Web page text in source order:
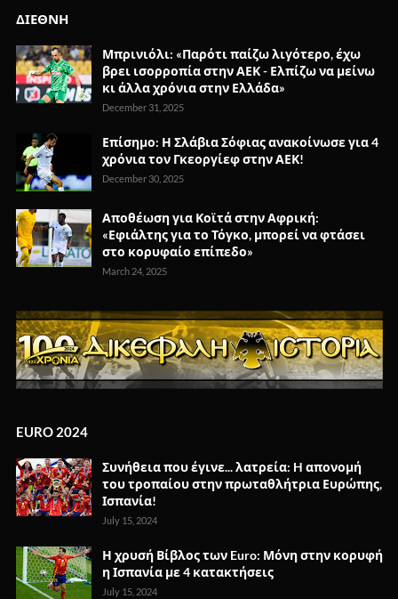
ΔΙΕΘΝΗ
Μπρινιόλι: «Παρότι παίζω λιγότερο, έχω
βρει ισορροπία στην ΑΕΚ - Ελπίζω να μείνω
κι άλλα χρόνια στην Ελλάδα»
December 31, 2025
Επίσημο: Η Σλάβια Σόφιας ανακοίνωσε για 4
χρόνια τον Γκεοργίεφ στην ΑΕΚ!
December 30, 2025
Αποθέωση για Κοϊτά στην Αφρική:
«Εφιάλτης για το Τόγκο, μπορεί να φτάσει
στο κορυφαίο επίπεδο»
March 24, 2025
EURO 2024
Συνήθεια που έγινε... λατρεία: H απονομή
του τροπαίου στην πρωταθλήτρια Ευρώπης,
Ισπανία!
July 15, 2024
Η χρυσή Βίβλος των Euro: Μόνη στην κορυφή
η Ισπανία με 4 κατακτήσεις
July 15, 2024